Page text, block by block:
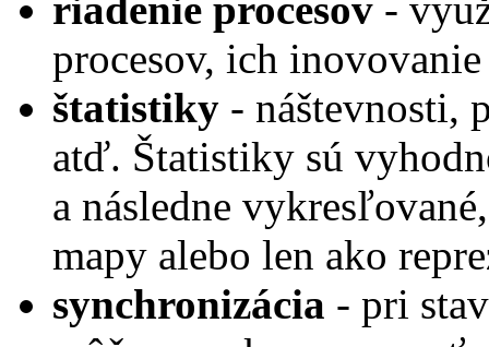
procesov, ich
štatistiky - náštevnosti,
atď. Štatistiky sú
a následne
mapy alebo len ako
synchronizácia - pri